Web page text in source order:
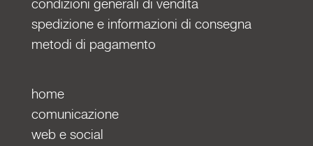
condizioni generali di vendita
spedizione e informazioni di consegna
metodi di pagamento
home
comunicazione
web e social